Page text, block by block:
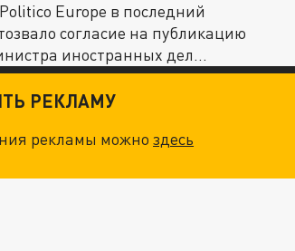
Europe в последний
согласие на публикацию
иностранных дел...
РЕКЛАМУ
рекламы можноздесь